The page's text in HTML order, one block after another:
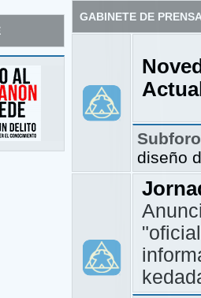
GABINETE DE
diseño